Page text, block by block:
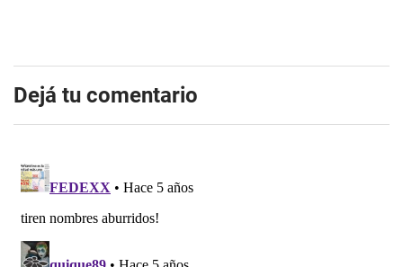
Dejá tu comentario